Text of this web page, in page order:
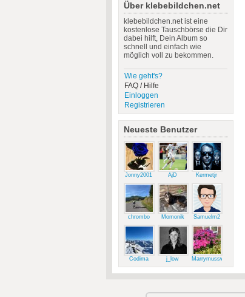
Über klebebildchen.net
klebebildchen.net ist eine
kostenlose Tauschbörse die Dir
dabei hilft, Dein Album so
schnell und einfach wie
möglich voll zu bekommen.
Wie geht's?
FAQ / Hilfe
Einloggen
Registrieren
Neueste Benutzer
Jonny2001 AjD Kermetjr
chrombo Momonik Samuelm2
Codima j_low Marrymussweg